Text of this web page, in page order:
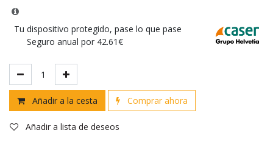
Tu dispositivo protegido, pase lo que pase
Seguro anual por 42.61€
Añadir a la cesta Comprar ahora
Añadir a lista de deseos